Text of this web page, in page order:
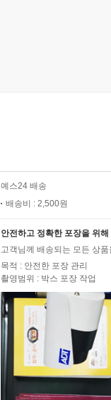
예스24 배송
배송비 : 2,500원
안전하고 정확한 포장을 위
고객님께 배송되는 모든 상
목적 : 안전한 포장 관리
촬영범위 : 박스 포장 작업